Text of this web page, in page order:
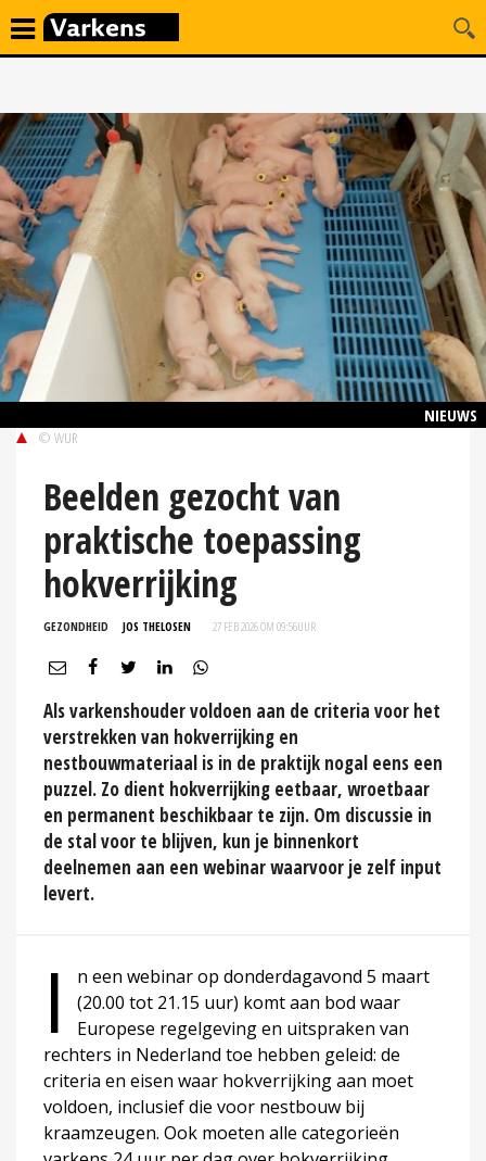
NIEUWS
© WUR
Beelden gezocht van
praktische toepassing
hokverrijking
GEZONDHEID JOS THELOSEN 27 FEB 2026 OM 09:56UUR
Als varkenshouder voldoen aan de criteria voor het
verstrekken van hokverrijking en
nestbouwmateriaal is in de praktijk nogal eens een
puzzel. Zo dient hokverrijking eetbaar, wroetbaar
en permanent beschikbaar te zijn. Om discussie in
de stal voor te blijven, kun je binnenkort
deelnemen aan een webinar waarvoor je zelf input
levert.
I
n een webinar op donderdagavond 5 maart
(20.00 tot 21.15 uur) komt aan bod waar
Europese regelgeving en uitspraken van
rechters in Nederland toe hebben geleid: de
criteria en eisen waar hokverrijking aan moet
voldoen, inclusief die voor nestbouw bij
kraamzeugen. Ook moeten alle categorieën